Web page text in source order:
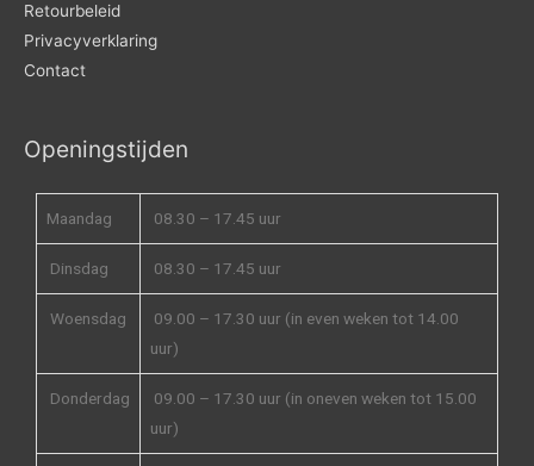
Retourbeleid
Privacyverklaring
Contact
Openingstijden
Maandag 08.30 – 17.45 uur
Dinsdag 08.30 – 17.45 uur
Woensdag
09.00 – 17.30 uur (in even weken tot 14.00
uur)
Donderdag
09.00 – 17.30 uur (in oneven weken tot 15.00
uur)